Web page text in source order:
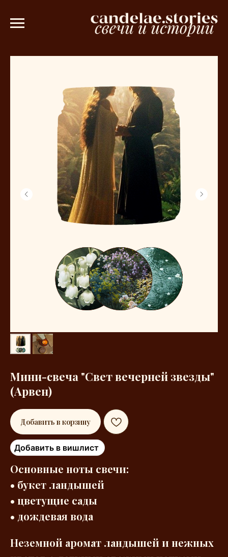
саше в подарок при заказе от 3000
Мини-свеча "Свет вечерней звезды"
(Арвен)
Добавить в корзину
Добавить в вишлист
Основные ноты свечи:
• букет ландышей
• цветущие сады
• дождевая вода
Неземной аромат ландышей и нежных